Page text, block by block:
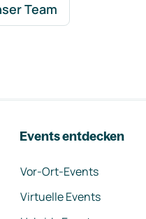
Team
Events entdecken
Vor-Ort-Events
Virtuelle Events